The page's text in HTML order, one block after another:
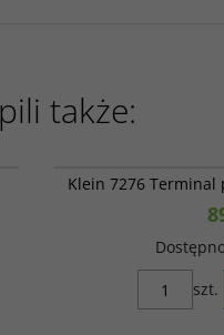
także:
Klein 7276 Terminal
szt.